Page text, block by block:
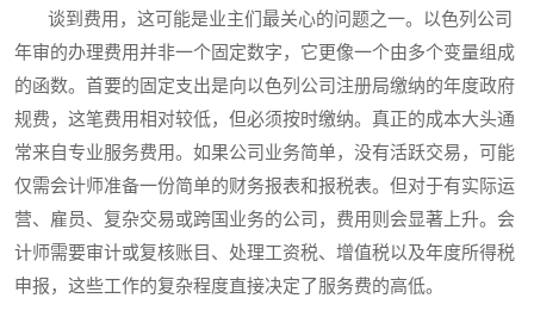
谈到费用，这可能是业主们最关心的问题之一。以色列公司
年审的办理费用并非一个固定数字，它更像一个由多个变量组成
的函数。首要的固定支出是向以色列公司注册局缴纳的年度政府
规费，这笔费用相对较低，但必须按时缴纳。真正的成本大头通
常来自专业服务费用。如果公司业务简单，没有活跃交易，可能
仅需会计师准备一份简单的财务报表和报税表。但对于有实际运
营、雇员、复杂交易或跨国业务的公司，费用则会显著上升。会
计师需要审计或复核账目、处理工资税、增值税以及年度所得税
申报，这些工作的复杂程度直接决定了服务费的高低。